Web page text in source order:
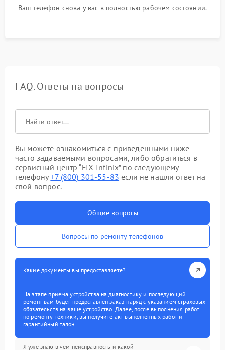
Ваш телефон снова у вас в полностью рабочем состоянии.
FAQ. Ответы на вопросы
Вы можете ознакомиться с приведенными ниже
часто задаваемыми вопросами, либо обратиться в
сервисный центр “FIX-Infinix” по следующему
телефону+7 (800) 301-55-83 если не нашли ответ на
свой вопрос.
Общие вопросы
Вопросы по ремонту телефонов
Какие документы вы предоставляете?
На этапе приема устройства на диагностику и последующий
ремонт вам будет предоставлен заказ-наряд с указанием страховых
обязательств на ваше устройство. Далее, после выполнения работ
по ремонту техники, вы получите акт выполненных работ и
гарантийный талон.
Я уже знаю в чем неисправность и какой